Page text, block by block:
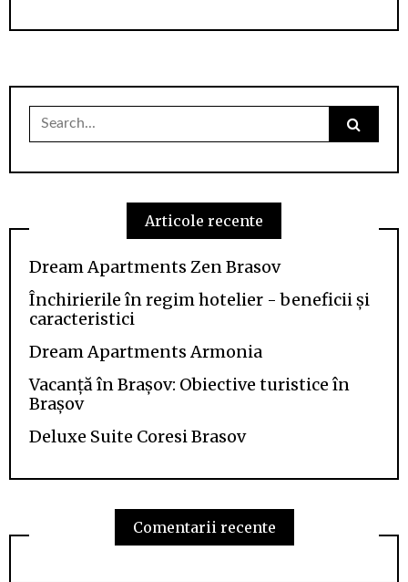
Search
for:
Articole recente
Dream Apartments Zen Brasov
Închirierile în regim hotelier - beneficii și
caracteristici
Dream Apartments Armonia
Vacanță în Brașov: Obiective turistice în
Brașov
Deluxe Suite Coresi Brasov
Comentarii recente